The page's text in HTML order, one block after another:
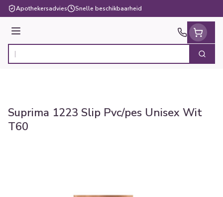
Ga naar de inhoud
Apothekersadvies Snelle beschikbaarheid
Menu
Product, merk, categorie... Zoek
Suprima 1223 Slip Pvc/pes Unisex Wit
T60